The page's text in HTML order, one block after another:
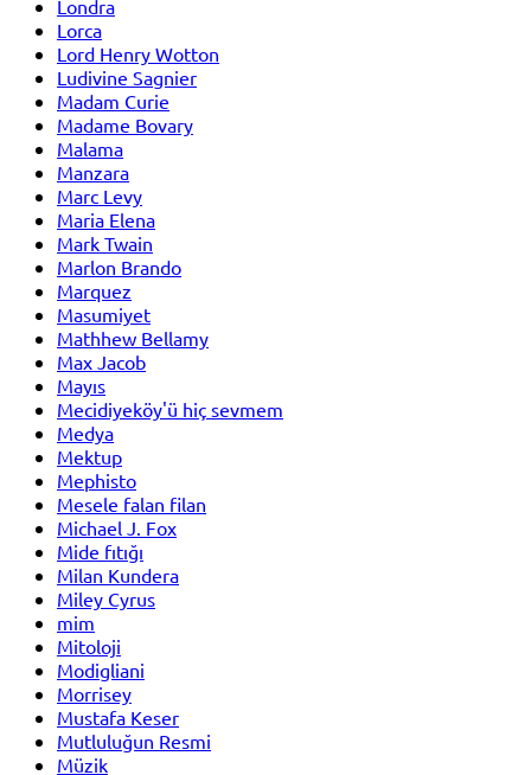
Londra
Lorca
Lord Henry Wotton
Ludivine Sagnier
Madam Curie
Madame Bovary
Malama
Manzara
Marc Levy
Maria Elena
Mark Twain
Marlon Brando
Marquez
Masumiyet
Mathhew Bellamy
Max Jacob
Mayıs
Mecidiyeköy'ü hiç sevmem
Medya
Mektup
Mephisto
Mesele falan filan
Michael J. Fox
Mide fıtığı
Milan Kundera
Miley Cyrus
mim
Mitoloji
Modigliani
Morrisey
Mustafa Keser
Mutluluğun Resmi
Müzik